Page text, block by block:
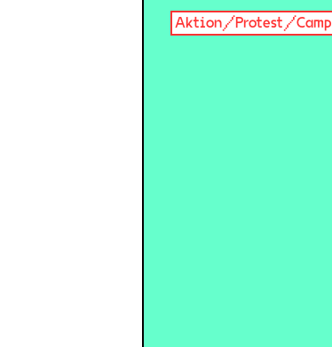
Aktion/Protest/Camp